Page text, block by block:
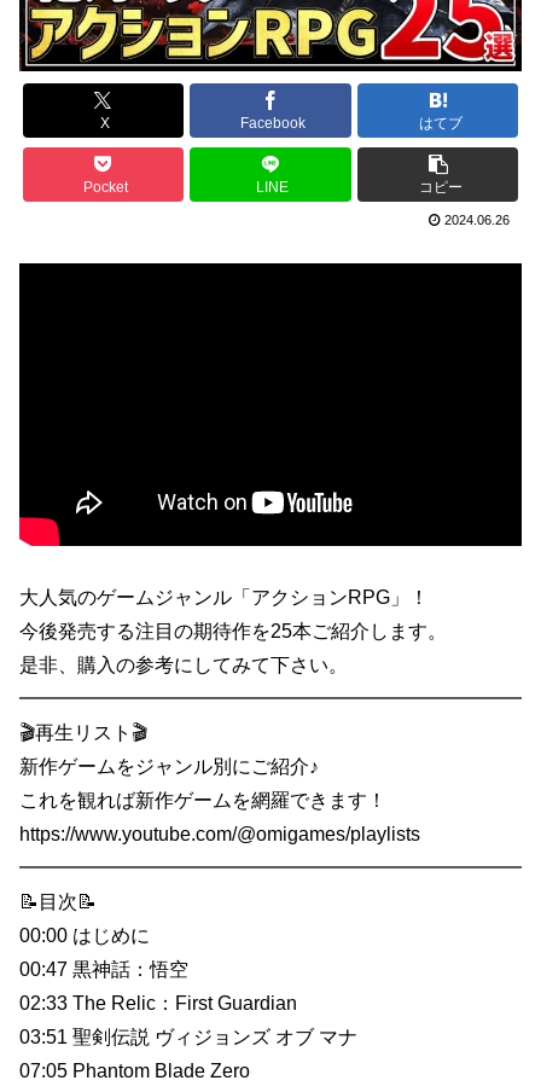
X Facebook はてブ
Pocket LINE コピー
2024.06.26
大人気のゲームジャンル「アクションRPG」！
今後発売する注目の期待作を25本ご紹介します。
是非、購入の参考にしてみて下さい。
━━━━━━━━━━━━━━━━━━━━━━━━━━
🎬再生リスト🎬
新作ゲームをジャンル別にご紹介♪
これを観れば新作ゲームを網羅できます！
https://www.youtube.com/@omigames/playlists
━━━━━━━━━━━━━━━━━━━━━━━━━━
📝目次📝
00:00 はじめに
00:47 黒神話：悟空
02:33 The Relic：First Guardian
03:51 聖剣伝説 ヴィジョンズ オブ マナ
07:05 Phantom Blade Zero